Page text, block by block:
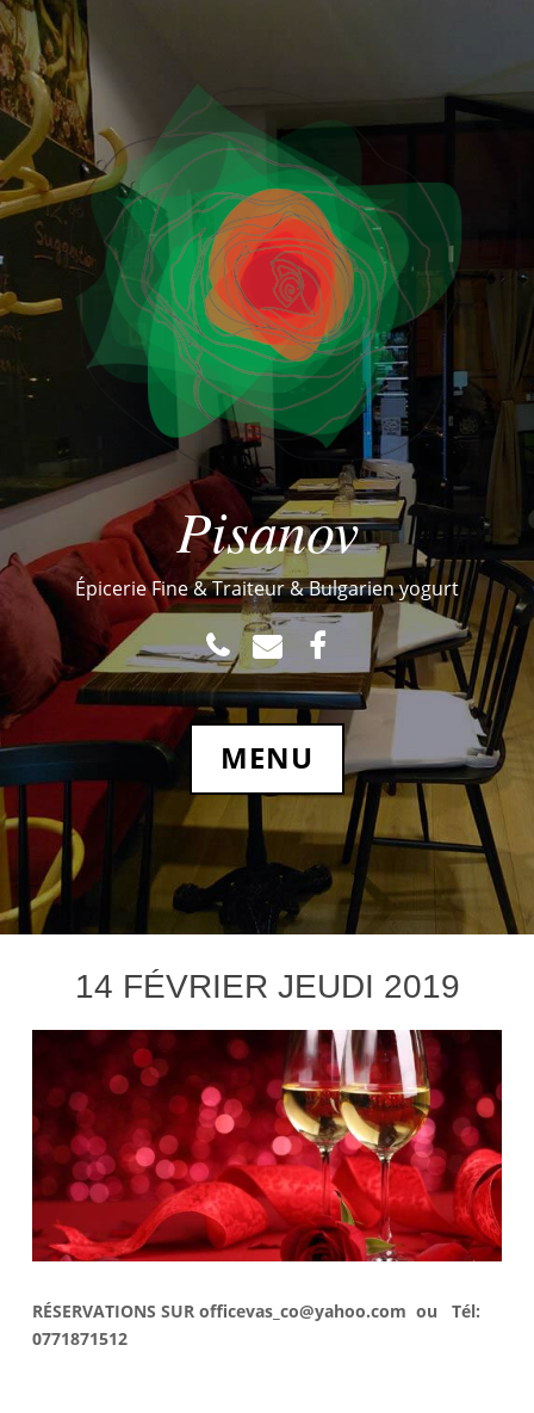
Pisanov
Épicerie Fine & Traiteur & Bulgarien yogurt
TEL MAIL FACEBOOK.COM
MENU
14 FÉVRIER JEUDI 2019
RÉSERVATIONS SUR officevas_co@yahoo.com ou Tél:
0771871512